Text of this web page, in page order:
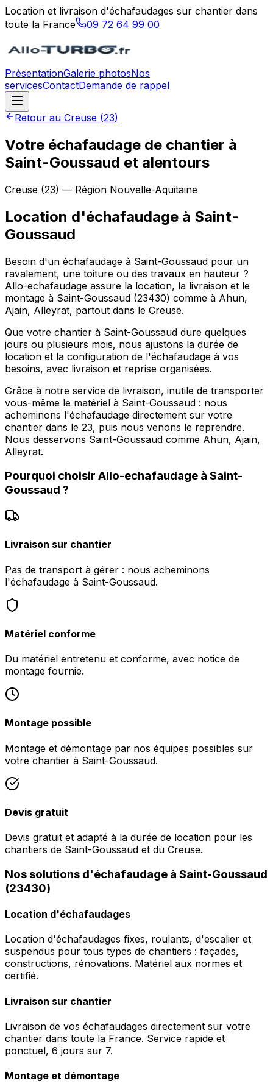
Location et livraison d'échafaudages sur chantier dans
toute la France
09 72 64 99 00
PrésentationGalerie photosNos
servicesContactDemande de rappel
Retour au Creuse (23)
Votre échafaudage de chantier à
Saint-Goussaud et alentours
Creuse (23) — Région Nouvelle-Aquitaine
Location d'échafaudage à Saint-
Goussaud
Besoin d'un échafaudage à Saint-Goussaud pour un
ravalement, une toiture ou des travaux en hauteur ?
Allo-echafaudage assure la location, la livraison et le
montage à Saint-Goussaud (23430) comme à Ahun,
Ajain, Alleyrat, partout dans le Creuse.
Que votre chantier à Saint-Goussaud dure quelques
jours ou plusieurs mois, nous ajustons la durée de
location et la configuration de l'échafaudage à vos
besoins, avec livraison et reprise organisées.
Grâce à notre service de livraison, inutile de transporter
vous-même le matériel à Saint-Goussaud : nous
acheminons l'échafaudage directement sur votre
chantier dans le 23, puis nous venons le reprendre.
Nous desservons Saint-Goussaud comme Ahun, Ajain,
Alleyrat.
Pourquoi choisir Allo-echafaudage à Saint-
Goussaud ?
Livraison sur chantier
Pas de transport à gérer : nous acheminons
l'échafaudage à Saint-Goussaud.
Matériel conforme
Du matériel entretenu et conforme, avec notice de
montage fournie.
Montage possible
Montage et démontage par nos équipes possibles sur
votre chantier à Saint-Goussaud.
Devis gratuit
Devis gratuit et adapté à la durée de location pour les
chantiers de Saint-Goussaud et du Creuse.
Nos solutions d'échafaudage à Saint-Goussaud
(23430)
Location d'échafaudages
Location d'échafaudages fixes, roulants, d'escalier et
suspendus pour tous types de chantiers : façades,
constructions, rénovations. Matériel aux normes et
certifié.
Livraison sur chantier
Livraison de vos échafaudages directement sur votre
chantier dans toute la France. Service rapide et
ponctuel, 6 jours sur 7.
Montage et démontage